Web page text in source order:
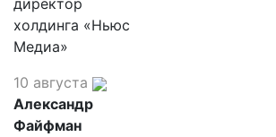
директор
холдинга «Ньюс
Медиа»
10 августа
Александр
Файфман